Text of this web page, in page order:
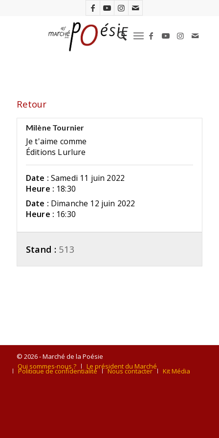
Retour
Milène Tournier
Je t'aime comme
Éditions Lurlure
Date : Samedi 11 juin 2022
Heure : 18:30
Date : Dimanche 12 juin 2022
Heure : 16:30
Stand : 513
© 2026 - Marché de la Poésie
Qui sommes-nous ?
Le président du Marché
Politique de confidentialité Nous contacter Kit Média